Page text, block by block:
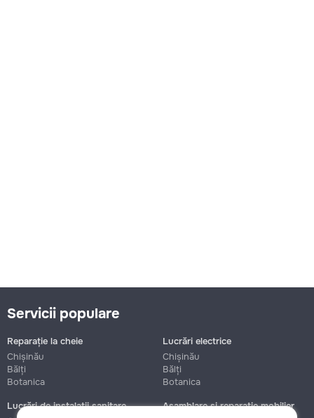
Servicii populare
Reparație la cheie
Chișinău
Bălți
Botanica
Lucrări electrice
Chișinău
Bălți
Botanica
Lucrări de instalații sanitare
Asamblare și reparație mobilier